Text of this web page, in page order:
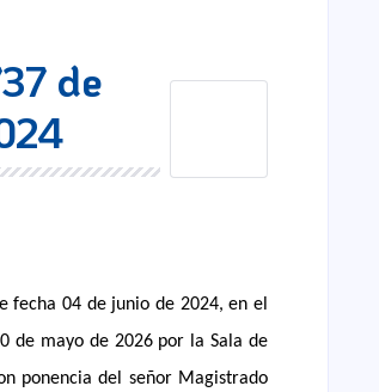
de
fecha 04 de junio de 2024, en el
de mayo de 2026 por la Sala de
ponencia del señor Magistrado